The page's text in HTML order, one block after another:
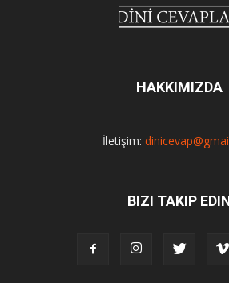
HAKKIMIZDA
İletişim:
BIZI TAKIP